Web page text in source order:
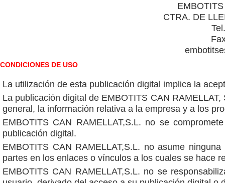
CTRA. DE
CONDICIONES DE USO
La utilización de esta publicación digital implica la
La publicación digital de EMBOTITS CAN
general, la información relativa a la empresa y a los
EMBOTITS CAN RAMELLAT,S.L. no se
publicación digital.
EMBOTITS CAN RAMELLAT,S.L. no asume
partes en los enlaces o vínculos a los cuales se hace
EMBOTITS CAN RAMELLAT,S.L. no se